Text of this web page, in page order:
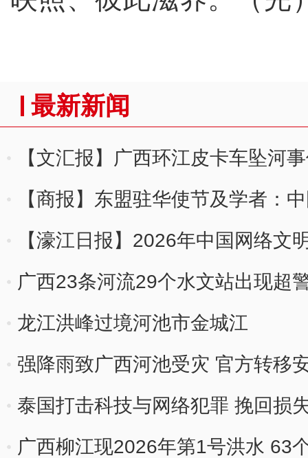
最新新闻
【文汇报】广西环江皮卡车坠河
【商报】东盟驻华使节及学者：
加紧密的双向互动
【濠江日报】2026年中国网络文
广西23条河流29个水文站出现超
龙江洪峰过境河池市金城江
强降雨致广西河池受灾 官方转移
泰国打击科技与网络犯罪 挽回损
广西柳江现2026年第1号洪水 63